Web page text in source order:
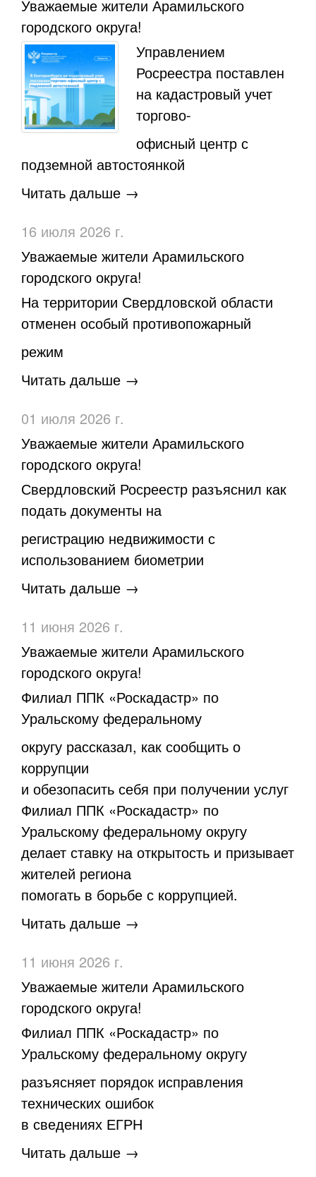
Уважаемые жители Арамильского
городского округа!
Управлением
Росреестра поставлен
на кадастровый учет
торгово-
офисный центр с
подземной автостоянкой
Читать дальше →
16 июля 2026 г.
Уважаемые жители Арамильского
городского округа!
На территории Свердловской области
отменен особый противопожарный
режим
Читать дальше →
01 июля 2026 г.
Уважаемые жители Арамильского
городского округа!
Свердловский Росреестр разъяснил как
подать документы на
регистрацию недвижимости с
использованием биометрии
Читать дальше →
11 июня 2026 г.
Уважаемые жители Арамильского
городского округа!
Филиал ППК «Роскадастр» по
Уральскому федеральному
округу рассказал, как сообщить о
коррупции
и обезопасить себя при получении услуг
Филиал ППК «Роскадастр» по
Уральскому федеральному округу
делает ставку на открытость и призывает
жителей региона
помогать в борьбе с коррупцией.
Читать дальше →
11 июня 2026 г.
Уважаемые жители Арамильского
городского округа!
Филиал ППК «Роскадастр» по
Уральскому федеральному округу
разъясняет порядок исправления
технических ошибок
в сведениях ЕГРН
Читать дальше →